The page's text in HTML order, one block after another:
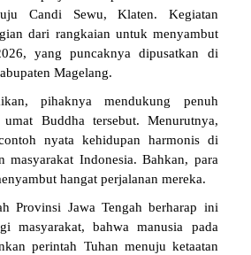
Candi Sewu, Klaten. Kegiatan
dari rangkaian untuk menyambut
yang puncaknya dipusatkan di
Magelang.
pihaknya mendukung penuh
Buddha tersebut. Menurutnya,
nyata kehidupan harmonis di
masyarakat Indonesia. Bahkan, para
hangat perjalanan mereka.
Provinsi Jawa Tengah berharap ini
masyarakat, bahwa manusia pada
perintah Tuhan menuju ketaatan